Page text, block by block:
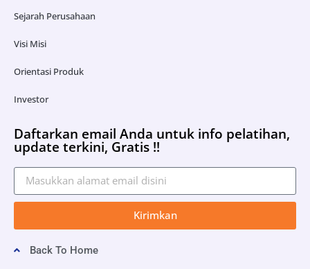
Sejarah Perusahaan
Visi Misi
Orientasi Produk
Investor
Daftarkan email Anda untuk info pelatihan,
update terkini, Gratis !!
Kirimkan
Back To Home